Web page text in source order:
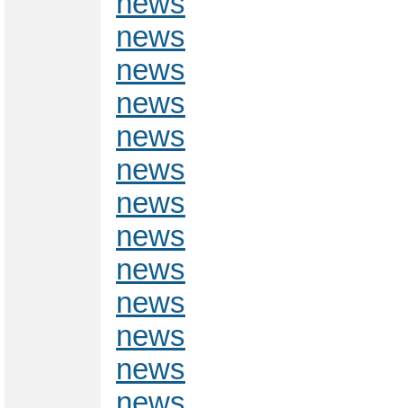
news
news
news
news
news
news
news
news
news
news
news